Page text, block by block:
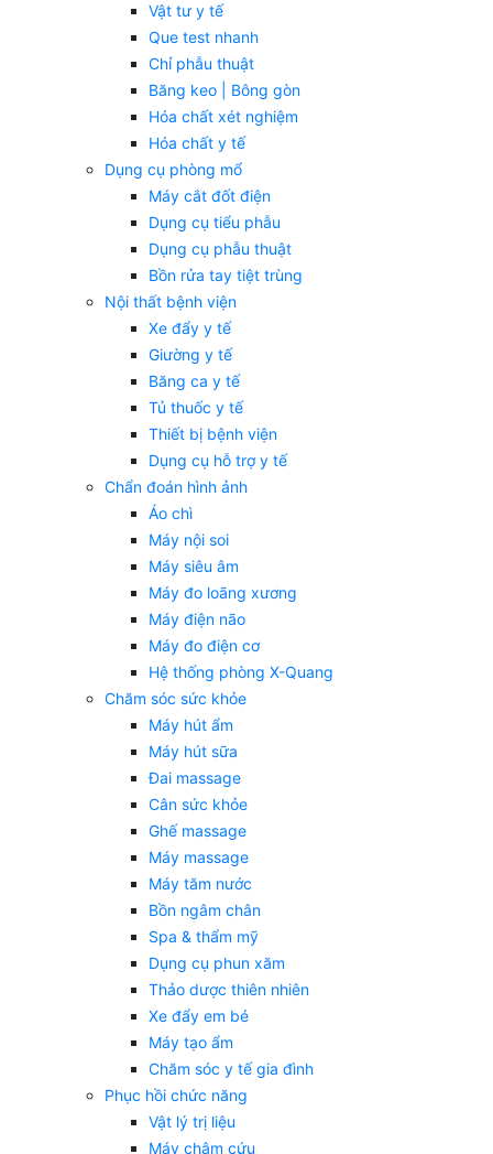
Vật tư y tế
Que test nhanh
Chỉ phẫu thuật
Băng keo | Bông gòn
Hóa chất xét nghiệm
Hóa chất y tế
Dụng cụ phòng mổ
Máy cắt đốt điện
Dụng cụ tiểu phẫu
Dụng cụ phẫu thuật
Bồn rửa tay tiệt trùng
Nội thất bệnh viện
Xe đẩy y tế
Giường y tế
Băng ca y tế
Tủ thuốc y tế
Thiết bị bệnh viện
Dụng cụ hỗ trợ y tế
Chẩn đoán hình ảnh
Áo chì
Máy nội soi
Máy siêu âm
Máy đo loãng xương
Máy điện não
Máy đo điện cơ
Hệ thống phòng X-Quang
Chăm sóc sức khỏe
Máy hút ẩm
Máy hút sữa
Đai massage
Cân sức khỏe
Ghế massage
Máy massage
Máy tăm nước
Bồn ngâm chân
Spa & thẩm mỹ
Dụng cụ phun xăm
Thảo dược thiên nhiên
Xe đẩy em bé
Máy tạo ẩm
Chăm sóc y tế gia đình
Phục hồi chức năng
Vật lý trị liệu
Máy châm cứu